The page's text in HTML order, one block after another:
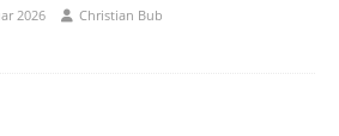
2026 Christian Bub